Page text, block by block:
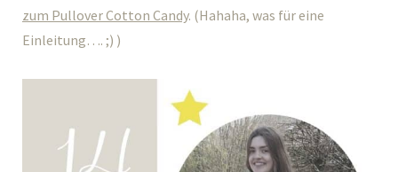
zum Pullover Cotton Candy. (Hahaha, was für eine
Einleitung…. ;) )